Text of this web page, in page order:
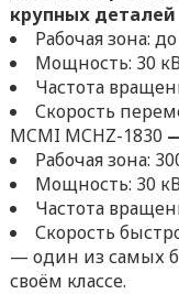
крупных деталей
Рабочая зона:
Мощность: 30
Частота
Скорость
MCMI MCHZ-1830
Рабочая зона:
Мощность: 30
Частота
Скорость
— один из самых
своём классе.